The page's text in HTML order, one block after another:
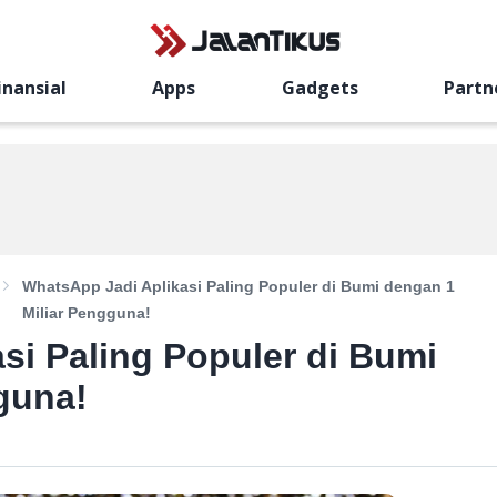
Apps Gadgets
WhatsApp Jadi Aplikasi Paling Populer di Bumi dengan 1
Miliar Pengguna!
Paling Populer di Bumi